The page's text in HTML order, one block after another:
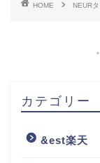
HOME NEUR
カテゴリー
&est楽天